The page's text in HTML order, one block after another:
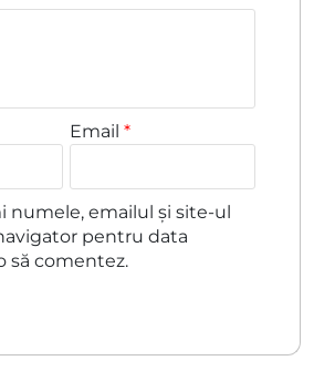
Email*
numele, emailul și site-ul
pentru data
să comentez.